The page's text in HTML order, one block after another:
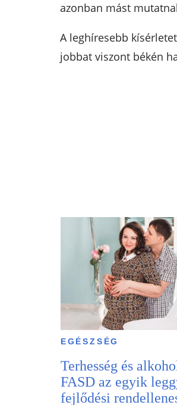
azonban mást
A leghíresebb
jobbat viszont békén
EGÉSZSÉG
Terhesség és
FASD az egyik
fejlődési